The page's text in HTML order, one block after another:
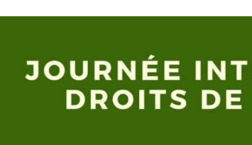
Nos Vidéos
Maquis Pluriel
WakaTV